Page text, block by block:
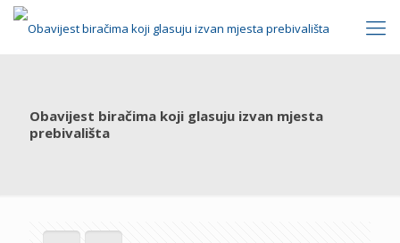
Obavijest biračima koji glasuju izvan mjesta
prebivališta